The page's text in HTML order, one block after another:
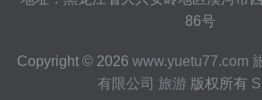
86号
Copyright © 2026 www.yuetu77.com
有限公司 旅游 版权所有